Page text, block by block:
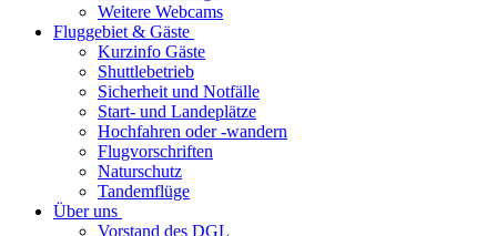
Weitere Webcams
Fluggebiet & Gäste
Kurzinfo Gäste
Shuttlebetrieb
Sicherheit und Notfälle
Start- und Landeplätze
Hochfahren oder -wandern
Flugvorschriften
Naturschutz
Tandemflüge
Über uns
Vorstand des DGL